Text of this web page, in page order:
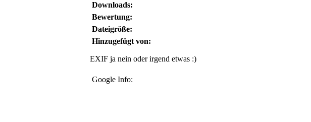
Downloads:
Bewertung:
Dateigröße:
Hinzugefügt von:
EXIF ja nein oder irgend etwas :)
Google Info: